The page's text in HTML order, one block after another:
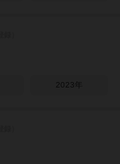
2023年